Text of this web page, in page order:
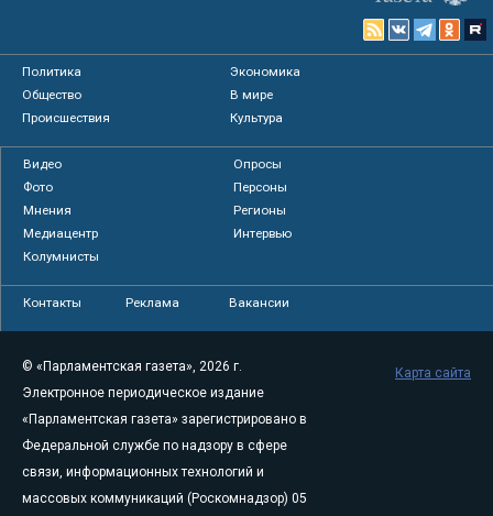
Политика
Экономика
Общество
В мире
Происшествия
Культура
Видео
Опросы
Фото
Персоны
Мнения
Регионы
Медиацентр
Интервью
Колумнисты
Контакты Реклама Вакансии
© «Парламентская газета», 2026 г.
Электронное периодическое издание
«Парламентская газета» зарегистрировано в
Федеральной службе по надзору в сфере
связи, информационных технологий и
массовых коммуникаций (Роскомнадзор) 05
Карта сайта